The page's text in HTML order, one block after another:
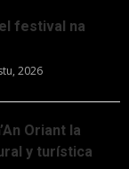
festival na
2026
Oriant la
y turística